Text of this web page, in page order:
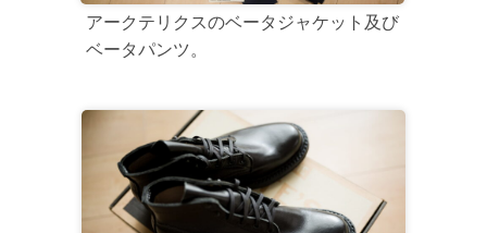
アークテリクスのベータジャケット及び
ベータパンツ。